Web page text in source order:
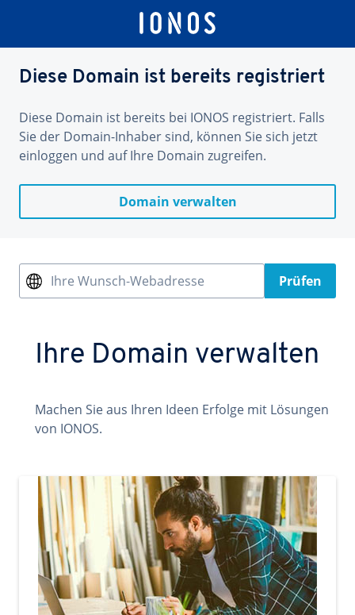
Diese Domain ist bereits registriert
Diese Domain ist bereits bei IONOS registriert. Falls
Sie der Domain-Inhaber sind, können Sie sich jetzt
einloggen und auf Ihre Domain zugreifen.
Domain verwalten
Ihre Wunsch-Webadresse Prüfen
Ihre Domain verwalten
Machen Sie aus Ihren Ideen Erfolge mit Lösungen
von IONOS.